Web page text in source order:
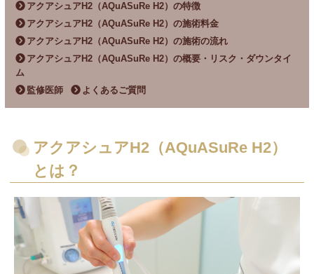
アクアシュアH2（AQuASuRe H2）の特徴
アクアシュアH2（AQuASuRe H2）の施術料金
アクアシュアH2（AQuASuRe H2）の施術の流れ
アクアシュアH2（AQuASuRe H2）の概要・リスク・ダウンタイ
ム
監修医師
よくあるご質問
アクアシュアH2（AQuASuRe H2）
とは？